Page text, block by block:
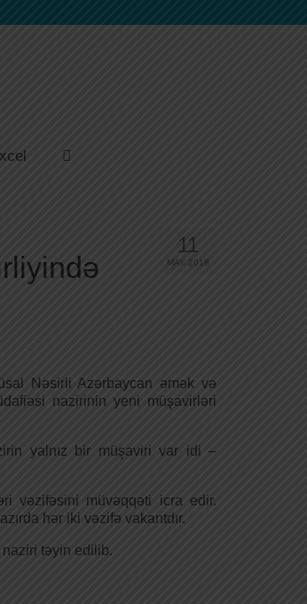
11
MAY 2018
Nəsirli Azərbaycan əmək və
nazirinin yeni müşavirləri
yalnız bir müşaviri var idi –
vəzifəsini müvəqqəti icra edir.
hər iki vəzifə vakantdır.
təyin edilib.